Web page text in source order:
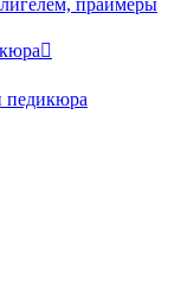
праймеры
педикюра